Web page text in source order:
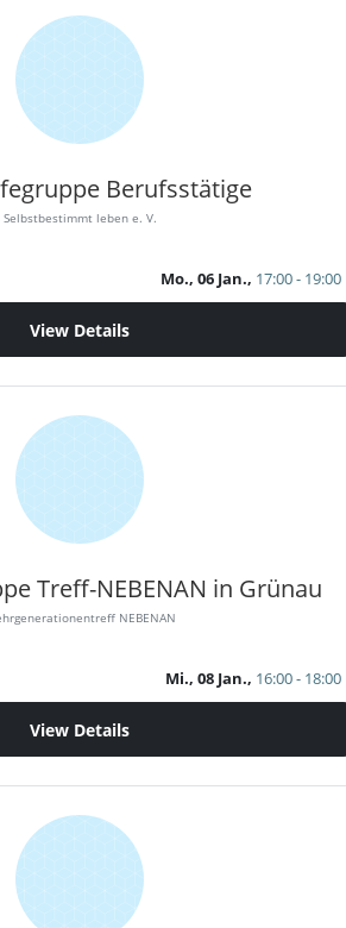
Berufsstätige
Selbstbestimmt leben e. V.
Mo., 06 Jan., 17:00 - 19:00
View Details
Treff-NEBENAN in Grünau
NEBENAN
Mi., 08 Jan., 16:00 - 18:00
View Details